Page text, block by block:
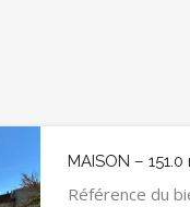
MAISON –
Référence du